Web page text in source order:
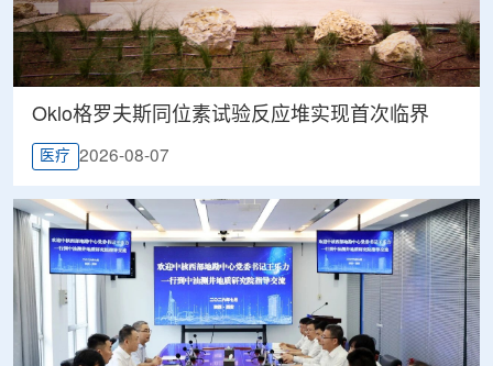
Oklo格罗夫斯同位素试验反应堆实现首次临界
医疗 2026-08-07